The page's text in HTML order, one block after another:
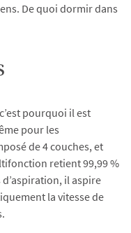
De quoi dormir dans
pourquoi il est
pour les
de 4 couches, et
retient 99,99 %
d’aspiration, il aspire
la vitesse de